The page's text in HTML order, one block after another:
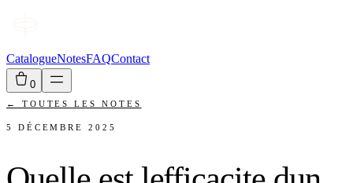
CatalogueNotesFAQContact
0
← TOUTES LES NOTES
5 DÉCEMBRE 2025